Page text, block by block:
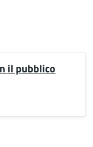
il pubblico